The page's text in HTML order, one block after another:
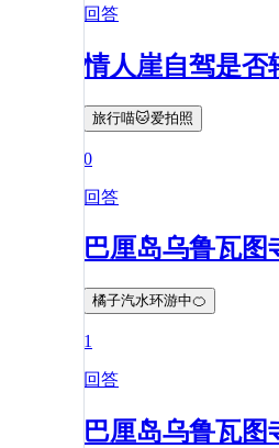
回答
情人崖自驾是否
旅行喵🐱爱拍照
0
回答
巴厘岛乌鲁瓦图
橘子汽水环游中🍊
1
回答
巴厘岛乌鲁瓦图